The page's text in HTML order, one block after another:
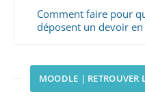
Comment faire pour
déposent un devoir en
MOODLE | RETROUVER